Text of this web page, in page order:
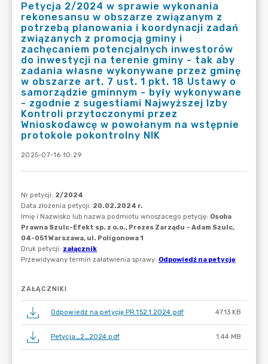
Petycja 2/2024 w sprawie wykonania
rekonesansu w obszarze związanym z
potrzebą planowania i koordynacji zadań
związanych z promocją gminy i
zachęcaniem potencjalnych inwestorów
do inwestycji na terenie gminy - tak aby
zadania własne wykonywane przez gminę
w obszarze art. 7 ust. 1 pkt. 18 Ustawy o
samorządzie gminnym - były wykonywane
- zgodnie z sugestiami Najwyższej Izby
Kontroli przytoczonymi przez
Wnioskodawcę w powołanym na wstępnie
protokole pokontrolny NIK
2025-07-16 10:29
ZAŁĄCZNIKI
Odpowiedź na petycję PR.152.1.2024.pdf 47.13 KB
Petycja_2_2024.pdf 1.44 MB